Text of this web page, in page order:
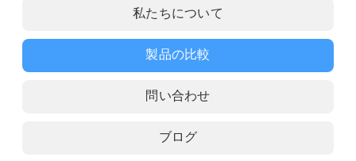
私たちについて
製品の比較
問い合わせ
ブログ